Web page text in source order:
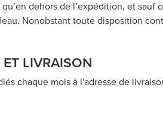
dehors de l’expédition, et sauf
Nonobstant toute disposition
LIVRAISON
chaque mois à l'adresse de